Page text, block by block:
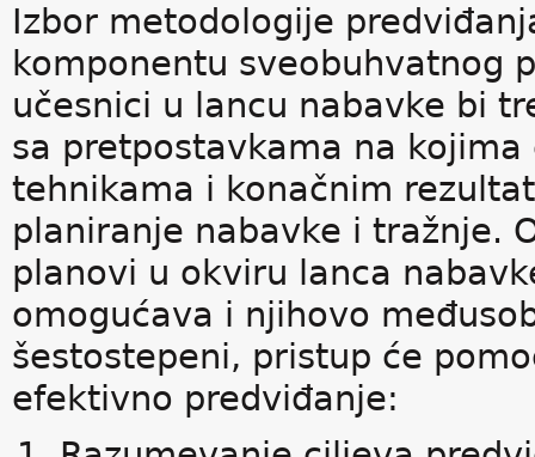
Izbor metodologije
komponentu sveobuhvatnog
učesnici u lancu nabavke bi
sa pretpostavkama na
tehnikama i konačnim
planiranje nabavke i tražnje.
planovi u okviru lanca
omogućava i njihovo
šestostepeni, pristup će
efektivno predviđanje: